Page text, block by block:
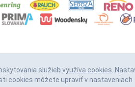
služieb využíva cookies.
cookies môžete upraviť v nastaveniach